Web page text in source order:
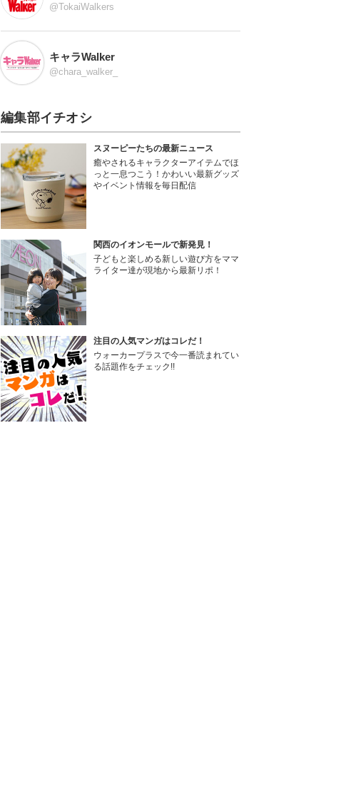
@TokaiWalkers
キャラWalker
@chara_walker_
編集部イチオシ
スヌーピーたちの最新ニュース
癒やされるキャラクターアイテムでほ
っと一息つこう！かわいい最新グッズ
やイベント情報を毎日配信
関西のイオンモールで新発見！
子どもと楽しめる新しい遊び方をママ
ライター達が現地から最新リポ！
注目の人気マンガはコレだ！
ウォーカープラスで今一番読まれてい
る話題作をチェック!!